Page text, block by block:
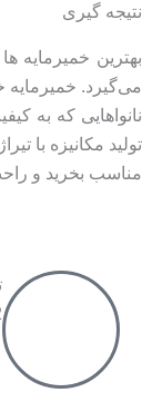
نتیجه گیری
بهترین خمیرمایه‌
می‌گیرد. خمیرمایه
نانواهایی که به
تولید مکانیزه با
مناسب بخرید و